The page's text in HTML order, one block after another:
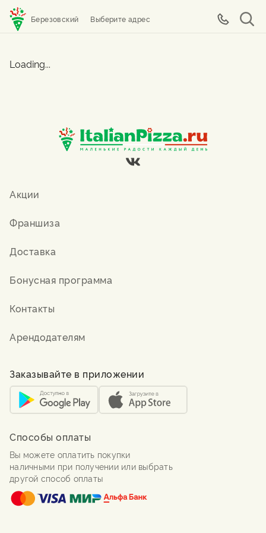
Березовский Выберите адрес
Loading...
Акции
Франшиза
Доставка
Бонусная программа
Контакты
Арендодателям
Заказывайте в приложении
Способы оплаты
Вы можете оплатить покупки
наличными при получении или выбрать
другой способ оплаты